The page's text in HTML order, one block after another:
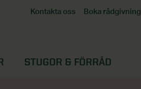
Kontakta oss Boka rådgivning
STUGOR & FÖRRÅD